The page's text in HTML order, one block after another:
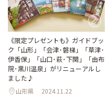
《限定プレゼントも》ガイドブッ
ク「山形」「会津･磐梯」「草津･
伊香保」「山口･萩･下関」「由布
院･黒川温泉」がリニューアルし
ました♪
山形県 2024.11.22